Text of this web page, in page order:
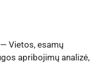
— Vietos, esamų
apribojimų analizė,